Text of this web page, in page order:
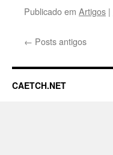
Publicado em Artigos |
← Posts antigos
CAETCH.NET